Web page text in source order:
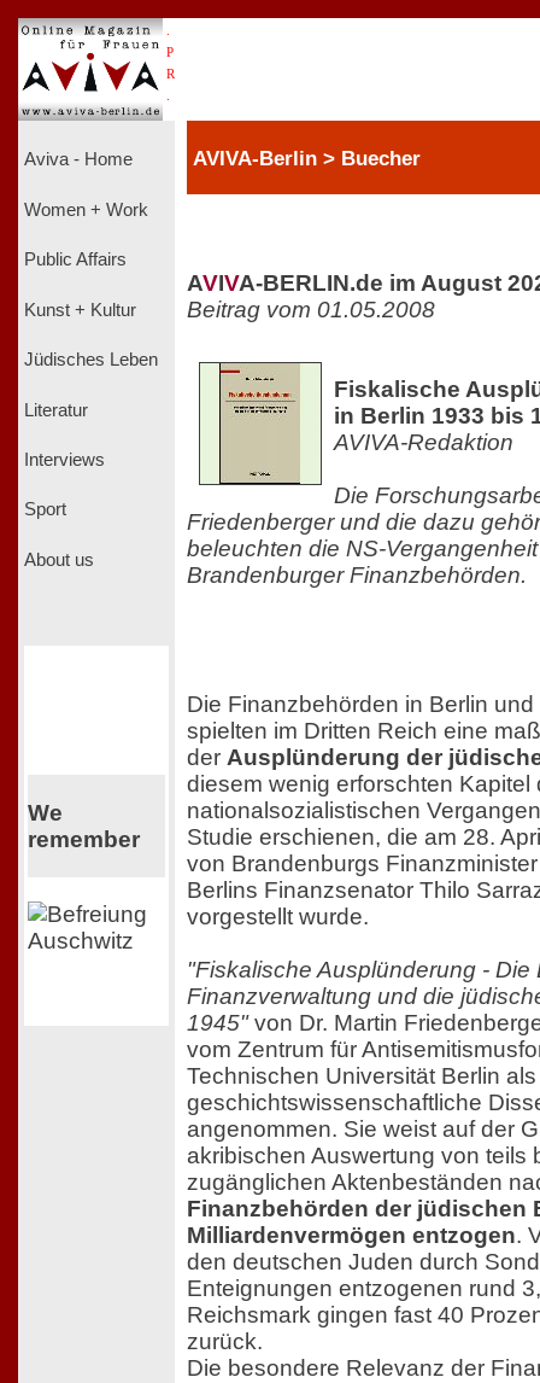
P
R
Aviva - Home
Women + Work
Public Affairs
Kunst + Kultur
Jüdisches Leben
Literatur
Interviews
Sport
About us
We
remember
AVIVA-Berlin > Buecher
AVIVA-BERLIN.de im August
Beitrag vom 01.05.2008
Fiskalische
in Berlin 1933 bis
AVIVA-Redaktion
Die
Friedenberger und die dazu
beleuchten die NS-
Brandenburger Finanzbehörden.
Die Finanzbehörden in Berlin
spielten im Dritten Reich eine
der Ausplünderung der
diesem wenig erforschten Kapitel
nationalsozialistischen
Studie erschienen, die am 28.
von Brandenburgs
Berlins Finanzsenator Thilo
vorgestellt wurde.
"Fiskalische Ausplünderung - Die
Finanzverwaltung und die
1945"von Dr. Martin
vom Zentrum für
Technischen Universität Berlin als
geschichtswissenschaftliche
angenommen. Sie weist auf der
akribischen Auswertung von teils
zugänglichen Aktenbeständen
Finanzbehörden der jüdischen
Milliardenvermögen entzogen.
den deutschen Juden durch
Enteignungen entzogenen rund
Reichsmark gingen fast 40
zurück.
Die besondere Relevanz der